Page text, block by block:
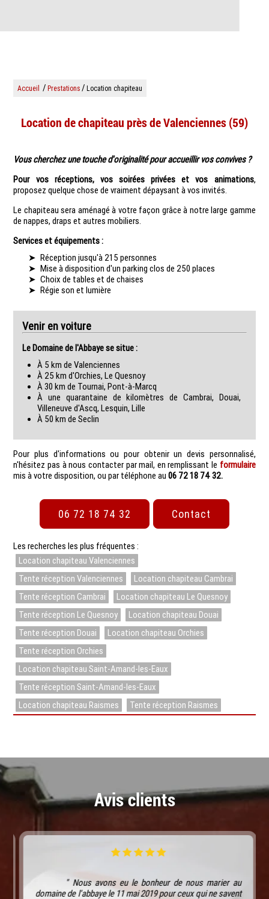
Accueil / Prestations / Location chapiteau
Location de chapiteau près de Valenciennes (59)
Vous cherchez une touche d'originalité pour accueillir vos convives ?
Pour vos réceptions, vos soirées privées et vos animations,
proposez quelque chose de vraiment dépaysant à vos invités.
Le chapiteau sera aménagé à votre façon grâce à notre large gamme
de nappes, draps et autres mobiliers.
Services et équipements :
Réception jusqu'à 215 personnes
Mise à disposition d'un parking clos de 250 places
Choix de tables et de chaises
Régie son et lumière
Venir en voiture
Le Domaine de l'Abbaye se situe :
à 5 km de Valenciennes
à 25 km d'Orchies, Le Quesnoy
à 30 km de Tournai, Pont-à-Marcq
à une quarantaine de kilomètres de Cambrai, Douai,
Villeneuve d'Ascq, Lesquin, Lille
à 50 km de Seclin
Pour plus d'informations ou pour obtenir un devis personnalisé,
n'hésitez pas à nous contacter par mail, en remplissant le formulaire
mis à votre disposition, ou par téléphone au06 72 18 74 32.
06 72 18 74 32 Contact
Les recherches les plus fréquentes :
Location chapiteau Valenciennes
Tente réception Valenciennes
Location chapiteau Cambrai
Tente réception Cambrai
Location chapiteau Le Quesnoy
Tente réception Le Quesnoy
Location chapiteau Douai
Tente réception Douai
Location chapiteau Orchies
Tente réception Orchies
Location chapiteau Saint-Amand-les-Eaux
Tente réception Saint-Amand-les-Eaux
Location chapiteau Raismes
Tente réception Raismes
Avis clients
" Nous avons eu le bonheur de nous marier au
domaine de l'abbaye le 11 mai 2019 pour ceux qui ne savent